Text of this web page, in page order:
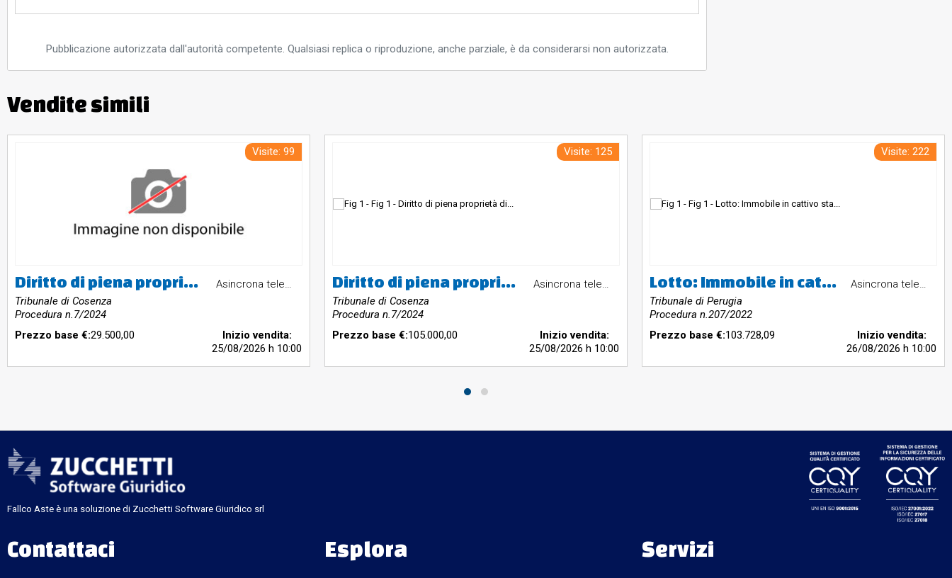
Pubblicazione autorizzata dall'autorità competente. Qualsiasi replica o riproduzione, anche parziale, è da considerarsi non autorizzata.
Vendite simili
Visite: 99
Diritto di piena proprietà su terreni siti nel come di Dipignano, costituitoda due particelle entrambe al foglio 21, la nr. 86 e la nr. 87,rispettivamente con la superficie di mq. 7.870 e di mq. 600, quindi per un totale di mq. 8.470, con qualità agraria castagneto-frutteto.Valore Stimato € 29.500,00
Tribunale di Cosenza
Procedura n.7/2024
Asincrona telematica
Prezzo base €:29.500,00
Inizio vendita:
25/08/2026h 10:00
Visite: 125
Diritto di piena proprietà di terreno sito nel Comune di Acquappesa,identificato al Catasto al foglio 24, part. 235, ed è esteso mq. 1770.Detto terreno risulta in parte edificabile ed essendo già contornato da altrifabbricati uni e bi-familiari di oltre due livelli fuori.Valore Stimato € 105.000,00
Tribunale di Cosenza
Procedura n.7/2024
Asincrona telematica
Prezzo base €:105.000,00
Inizio vendita:
25/08/2026h 10:00
Visite: 222
Lotto: Immobile in cattivo stato di conservazione e manutenzione e in completo stato di abbandono composta da un: piano seminterrato, piano terra e primo ciascuno autonomo e indipendente accessibili direttamente dall’esterno da una corte di pertinenza;, Garage trasformato in abitazione in mediocre stato di conservazione e manutenzione in completo stato di abbandono posto a piano terra accessibile direttamente dalla corte esterna, CORTE COMUNE AI DUE EDIFICI ATTRAVERSATA DA STRADA INTERNA PRIVA DI RECINZIONE CON ALL'INTERNO ALBERI DI ALTO FUSTO
Tribunale di Perugia
Procedura n.207/2022
Asincrona telematica
Prezzo base €:103.728,09
Inizio vendita:
26/08/2026h 10:00
Fallco Aste è una soluzione di Zucchetti Software Giuridico srl
Contattaci Esplora Servizi